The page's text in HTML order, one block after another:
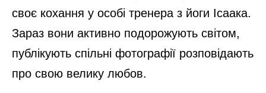
своє кохання у особі тренера з йоги Ісаака.
Зараз вони активно подорожують світом,
публікують спільні фотографії розповідають
про свою велику любов.